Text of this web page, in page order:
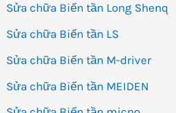
Sửa chữa Biến tần Long Shenq
Sửa chữa Biến tần LS
Sửa chữa Biến tần M-driver
Sửa chữa Biến tần MEIDEN